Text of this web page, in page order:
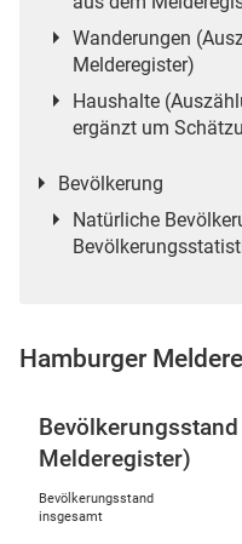
(Mikrozensus)
Wanderungen
Melderegister)
Haushalte
ergänzt um
Bevölkerung
Natürliche
Hamburger
Melderegister)
Bevölkerungsstand
insgesamt